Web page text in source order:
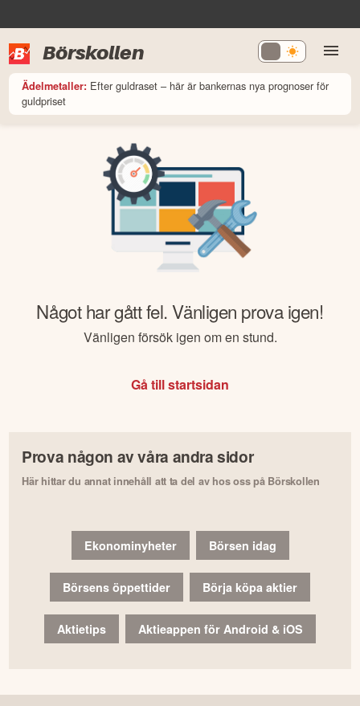
Börskollen
Ädelmetaller: Efter guldraset – här är bankernas nya prognoser för
guldpriset
Något har gått fel. Vänligen prova igen!
Vänligen försök igen om en stund.
Gå till startsidan
Prova någon av våra andra sidor
Här hittar du annat innehåll att ta del av hos oss på Börskollen
Ekonominyheter Börsen idag
Börsens öppettider Börja köpa aktier
Aktietips Aktieappen för Android & iOS